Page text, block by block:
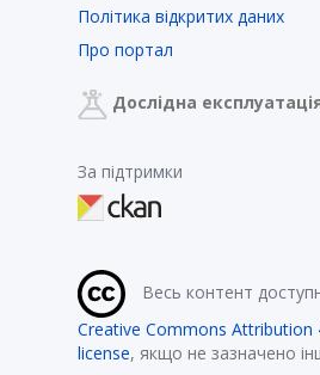
Політика відкритих даних
Про портал
Дослідна
За підтримки
Весь контент
Creative Commons Attribution
license, якщо не зазначено